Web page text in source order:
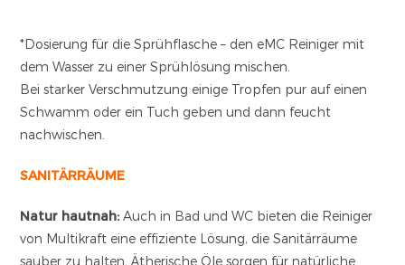
*Dosierung für die Sprühflasche – den eMC Reiniger mit
dem Wasser zu einer Sprühlösung mischen.
Bei starker Verschmutzung einige Tropfen pur auf einen
Schwamm oder ein Tuch geben und dann feucht
nachwischen.
SANITÄRRÄUME
Natur hautnah: Auch in Bad und WC bieten die Reiniger
von Multikraft eine effiziente Lösung, die Sanitärräume
sauber zu halten. Ätherische Öle sorgen für natürliche